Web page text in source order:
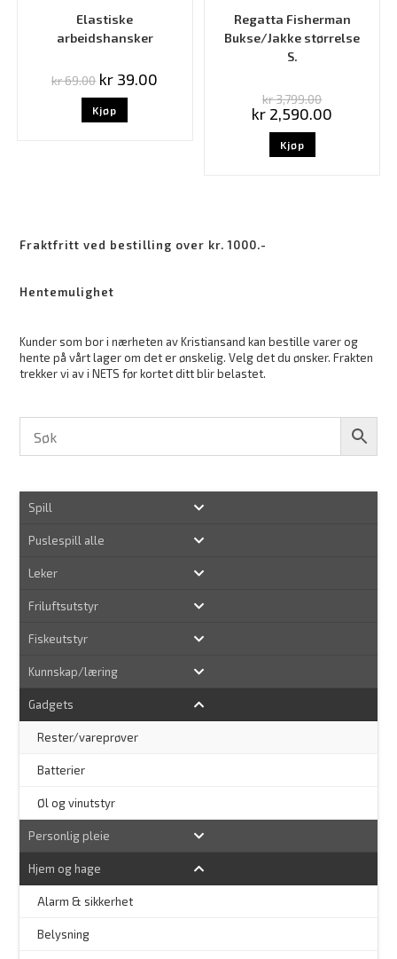
Elastiske
arbeidshansker
kr69.00 kr 39.00
Kjøp
Regatta Fisherman
Bukse/Jakke størrelse
S.
kr3,799.00
kr 2,590.00
Kjøp
Fraktfritt ved bestilling over kr. 1000.-
Hentemulighet
Kunder som bor i nærheten av Kristiansand kan bestille varer og
hente på vårt lager om det er ønskelig. Velg det du ønsker. Frakten
trekker vi av i NETS før kortet ditt blir belastet.
Spill
Puslespill alle
Leker
Friluftsutstyr
Fiskeutstyr
Kunnskap/læring
Gadgets
Rester/vareprøver
Batterier
Øl og vinutstyr
Personlig pleie
Hjem og hage
Alarm & sikkerhet
Belysning